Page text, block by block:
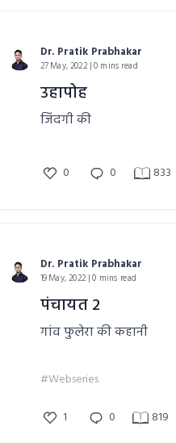
Dr. Pratik Prabhakar
27 May, 2022 | 0 mins read
उहापोह
जिंदगी की
0 0 833
Dr. Pratik Prabhakar
19 May, 2022 | 0 mins read
पंचायत 2
गांव फुलेरा की कहानी
#Webseries
1 0 819